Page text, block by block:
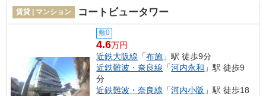
賃貸 | マンション コートビュータワー
敷0
4.6万円
近鉄大阪線 「布施 」駅 徒歩9分
近鉄難波・奈良線 「河内永和 」駅 徒歩9
分
近鉄難波・奈良線 「河内小阪 」駅 徒歩18